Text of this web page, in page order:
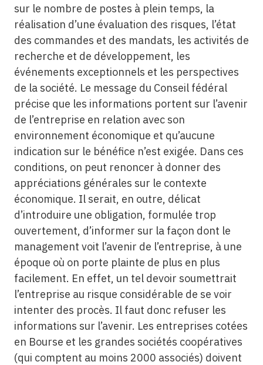
sur le nombre de postes à plein temps, la
réalisation d’une évaluation des risques, l’état
des commandes et des mandats, les activités de
recherche et de développement, les
événements exceptionnels et les perspectives
de la société. Le message du Conseil fédéral
précise que les informations portent sur l’avenir
de l’entreprise en relation avec son
environnement économique et qu’aucune
indication sur le bénéfice n’est exigée. Dans ces
conditions, on peut renoncer à donner des
appréciations générales sur le contexte
économique. Il serait, en outre, délicat
d’introduire une obligation, formulée trop
ouvertement, d’informer sur la façon dont le
management voit l’avenir de l’entreprise, à une
époque où on porte plainte de plus en plus
facilement. En effet, un tel devoir soumettrait
l’entreprise au risque considérable de se voir
intenter des procès. Il faut donc refuser les
informations sur l’avenir. Les entreprises cotées
en Bourse et les grandes sociétés coopératives
(qui comptent au moins 2000 associés) doivent